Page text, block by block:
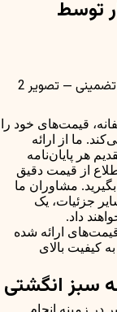
توسط
قیمت‌های خود را
ما از ارائه
هر پایان‌نامه
از قیمت دقیق
مشاوران ما
جزئیات، یک
داد.
ارائه شده
کیفیت بالای
سبز انگشتی